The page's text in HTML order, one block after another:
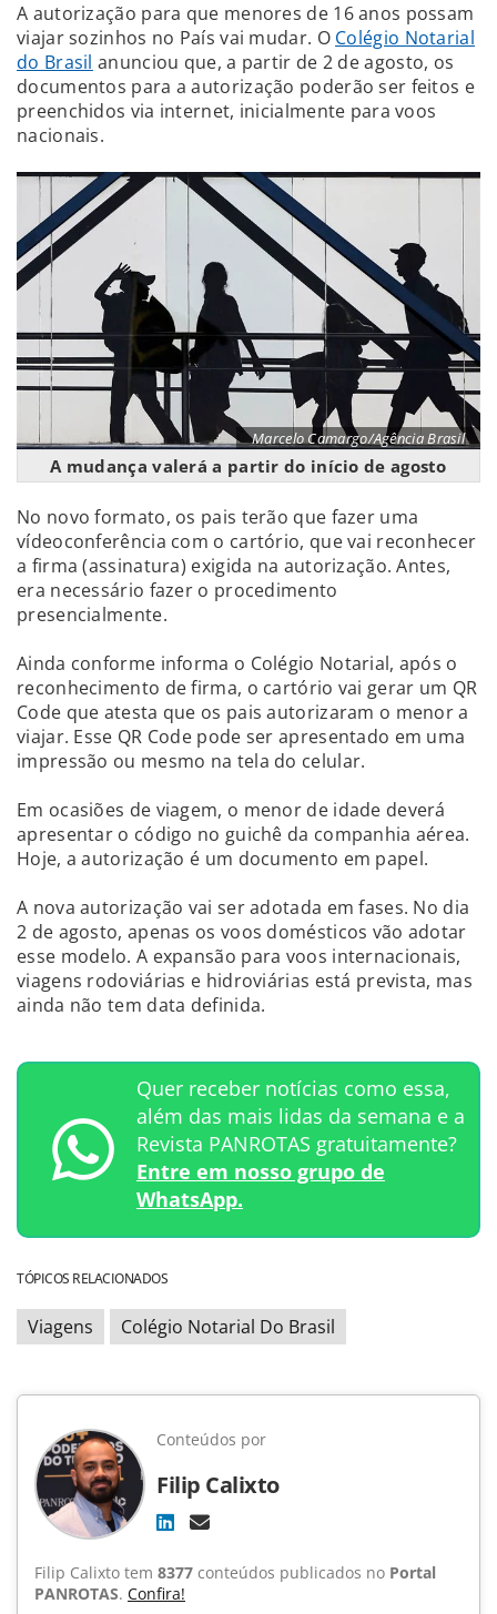
A autorização para que menores de 16 anos possam
viajar sozinhos no País vai mudar. O Colégio Notarial
do Brasil anunciou que, a partir de 2 de agosto, os
documentos para a autorização poderão ser feitos e
preenchidos via internet, inicialmente para voos
nacionais.
Marcelo Camargo/Agência Brasil
A mudança valerá a partir do início de agosto
No novo formato, os pais terão que fazer uma
vídeoconferência com o cartório, que vai reconhecer
a firma (assinatura) exigida na autorização. Antes,
era necessário fazer o procedimento
presencialmente.
Ainda conforme informa o Colégio Notarial, após o
reconhecimento de firma, o cartório vai gerar um QR
Code que atesta que os pais autorizaram o menor a
viajar. Esse QR Code pode ser apresentado em uma
impressão ou mesmo na tela do celular.
Em ocasiões de viagem, o menor de idade deverá
apresentar o código no guichê da companhia aérea.
Hoje, a autorização é um documento em papel.
A nova autorização vai ser adotada em fases. No dia
2 de agosto, apenas os voos domésticos vão adotar
esse modelo. A expansão para voos internacionais,
viagens rodoviárias e hidroviárias está prevista, mas
ainda não tem data definida.
Quer receber notícias como essa,
além das mais lidas da semana e a
Revista PANROTAS gratuitamente?
Entre em nosso grupo de
WhatsApp.
TÓPICOS RELACIONADOS
Viagens Colégio Notarial Do Brasil
Conteúdos por
Filip Calixto
Filip Calixto tem 8377 conteúdos publicados no Portal
PANROTAS. Confira!